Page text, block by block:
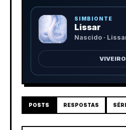
SIMBIONTE
Lissar
Nascido ·
VIVEIRO
POSTS RESPOSTAS